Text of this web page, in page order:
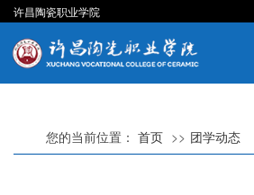
许昌陶瓷职业学院
您的当前位置： 首页 团学动态